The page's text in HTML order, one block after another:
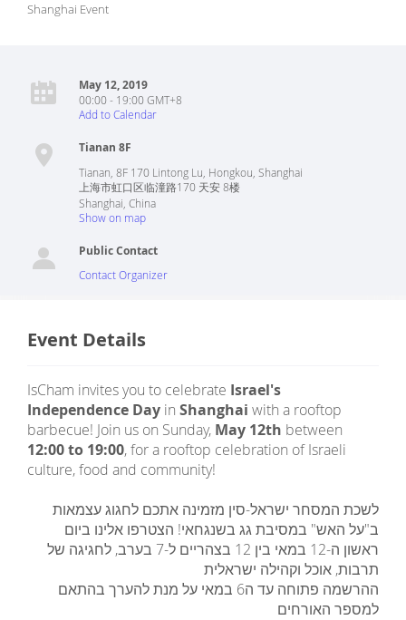
Shanghai Event
May 12, 2019
00:00 - 19:00 GMT+8
Add to Calendar
Tianan 8F
Tianan, 8F 170 Lintong Lu, Hongkou, Shanghai
上海市虹口区临潼路170 天安 8楼
Shanghai China
Show on map
Public Contact
Contact Organizer
Event Details
IsCham invites you to celebrate Israel's
Independence Day in Shanghai with a rooftop
barbecue! Join us on Sunday, May 12th between
12:00 to 19:00, for a rooftop celebration of Israeli
culture, food and community!
לשכת המסחר ישראל-סין מזמינה אתכם לחגוג עצמאות
ב"על האש" במסיבת גג בשנגחאי! הצטרפו אלינו ביום
ראשון ה-12 במאי בין 12 בצהריים ל-7 בערב, לחגיגה של
תרבות, אוכל וקהילה ישראלית
ההרשמה פתוחה עד ה6 במאי על מנת להערך בהתאם
למספר האורחים